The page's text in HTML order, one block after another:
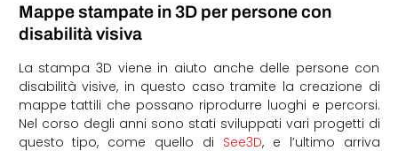
Mappe stampate in 3D per persone con
disabilità visiva
La stampa 3D viene in aiuto anche delle persone con
disabilità visive, in questo caso tramite la creazione di
mappe tattili che possano riprodurre luoghi e percorsi.
Nel corso degli anni sono stati sviluppati vari progetti di
questo tipo, come quello di See3D, e l’ultimo arriva